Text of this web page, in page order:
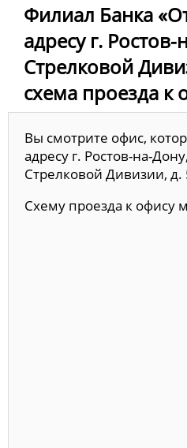
Филиал Банка
адресу г.
Стрелковой
схема проезда к
Вы смотрите офис,
адресу г. Ростов-на-
Стрелковой Дивизии, д.
Схему проезда к офису